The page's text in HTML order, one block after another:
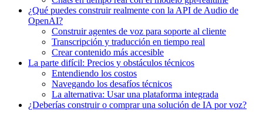
¿Qué puedes construir realmente con la API de Audio de
OpenAI?
Construir agentes de voz para soporte al cliente
Transcripción y traducción en tiempo real
Crear contenido más accesible
La parte difícil: Precios y obstáculos técnicos
Entendiendo los costos
Navegando los desafíos técnicos
La alternativa: Usar una plataforma integrada
¿Deberías construir o comprar una solución de IA por voz?